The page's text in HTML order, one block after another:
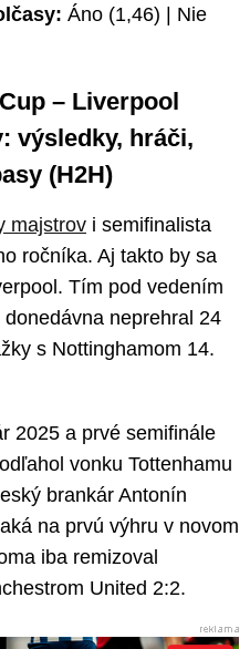
Áno (1,46) | Nie
– Liverpool
výsledky, hráči,
(H2H)
majstrov i semifinalista
ročníka. Aj takto by sa
Tím pod vedením
neprehral 24
s Nottinghamom 14.
2025 a prvé semifinále
vonku Tottenhamu
brankár Antonín
na prvú výhru v novom
iba remizoval
United 2:2.